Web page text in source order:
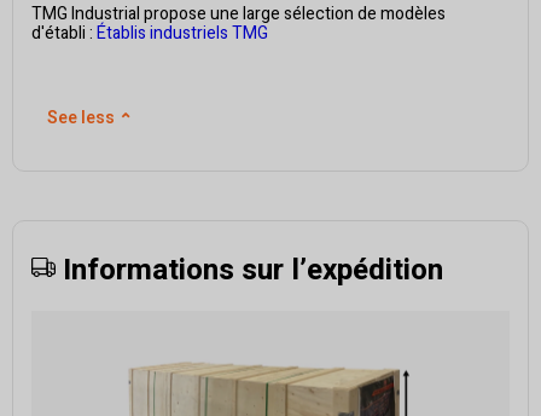
TMG Industrial propose une large sélection de modèles
d'établi :Établis industriels TMG
See less ⌃
Informations sur l’expédition